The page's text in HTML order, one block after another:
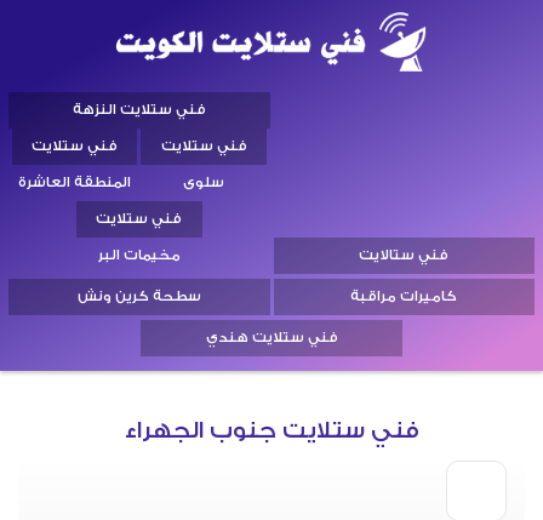
فني ستالايت
فني ستلايت النزهة
فني ستلايت
سلوى
فني ستلايت
المنطقة العاشرة
فني ستلايت
مخيمات البر
كاميرات مراقبة
سطحة كرين ونش
فني ستلايت هندي
فني ستلايت جنوب الجهراء